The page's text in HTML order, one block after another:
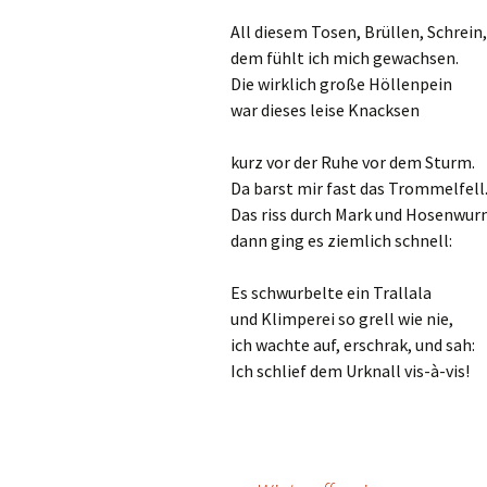
All diesem Tosen, Brüllen, Schrein,
dem fühlt ich mich gewachsen.
Die wirklich große Höllenpein
war dieses leise Knacksen
kurz vor der Ruhe vor dem Sturm.
Da barst mir fast das Trommelfell.
Das riss durch Mark und
dann ging es ziemlich schnell:
Es schwurbelte ein Trallala
und Klimperei so grell wie nie,
ich wachte auf, erschrak, und sah:
Ich schlief dem Urknall vis-à-vis!